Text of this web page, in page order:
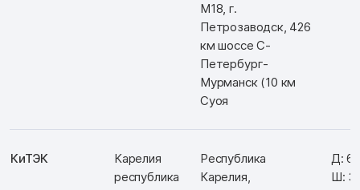
М18, г.
Петрозаводск, 426
км шоссе С-
Петербург-
Мурманск (10 км
Суоя
КиТЭК
Карелия
республика
Республика
Карелия,
Д:
Ш: